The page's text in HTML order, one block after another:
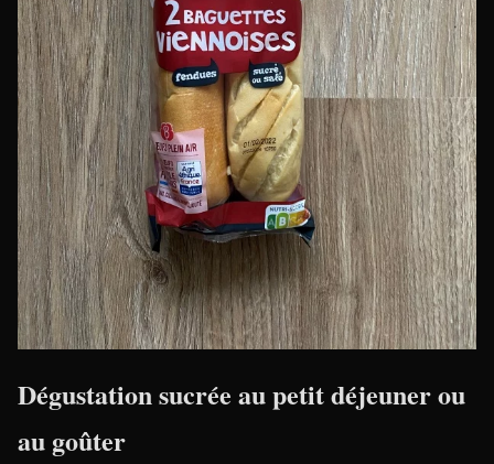
Dégustation sucrée au petit déjeuner ou
au goûter